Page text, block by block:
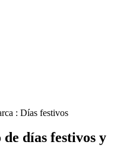
: Días festivos
días festivos y